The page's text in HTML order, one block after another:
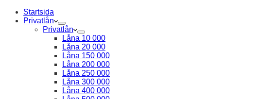
Startsida
Privatlån
Privatlån
Låna 10 000
Låna 20 000
Låna 150 000
Låna 200 000
Låna 250 000
Låna 300 000
Låna 400 000